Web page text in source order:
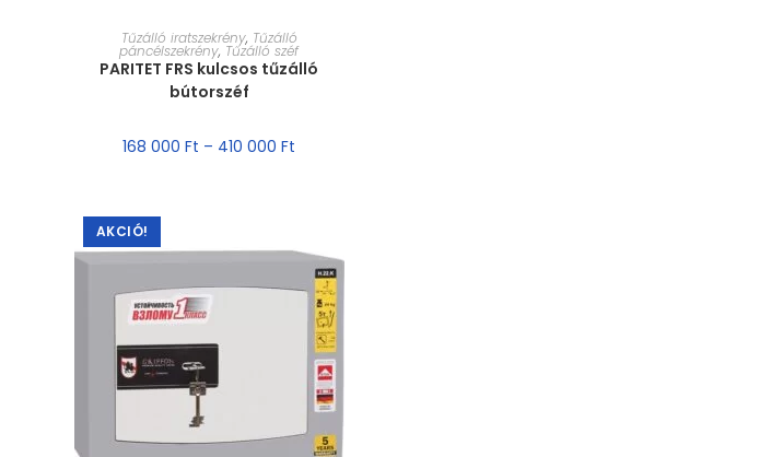
MÉRET VÁLASZTÁSA
Tűzálló iratszekrény, Tűzálló
páncélszekrény, Tűzálló széf
PARITET FRS kulcsos tűzálló
bútorszéf
168 000Ft – 410 000Ft
AKCIÓ!